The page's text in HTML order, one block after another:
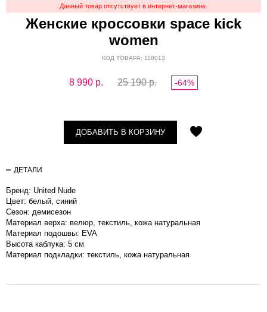
Данный товар отсутствует в интернет-магазине.
Женские кроссовки space kick
women
КОД ТОВАРА: 118013
8 990 р. 25 190 р. -64%
ДОБАВИТЬ В КОРЗИНУ
ДЕТАЛИ
Бренд: United Nude
Цвет: белый, синий
Сезон: демисезон
Материал верха: велюр, текстиль, кожа натуральная
Материал подошвы: EVA
Высота каблука: 5 см
Материал подкладки: текстиль, кожа натуральная